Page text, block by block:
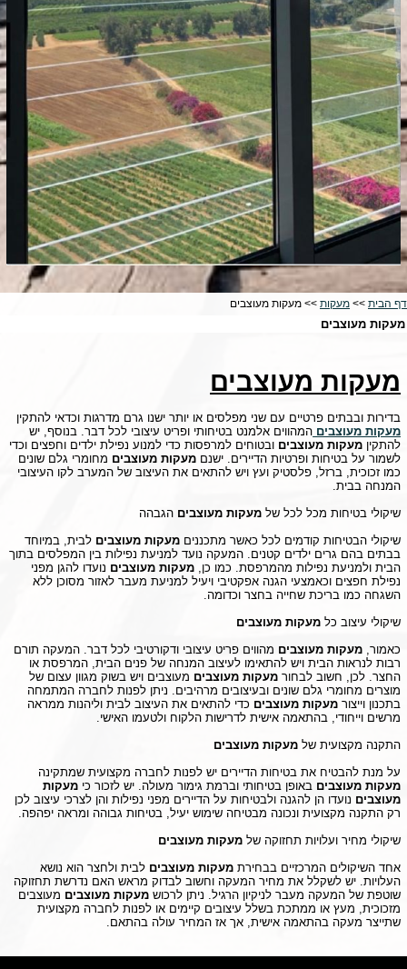
דף הבית >> מעקות >> מעקות מעוצבים
מעקות מעוצבים
מעקות מעוצבים
בדירות ובבתים פרטיים עם שני מפלסים או יותר ישנו גרם מדרגות וכדאי להתקין
מעקות מעוצבים המהווים אלמנט בטיחותי ופריט עיצובי לכל דבר. בנוסף, יש
להתקין מעקות מעוצבים ובטוחים למרפסות כדי למנוע נפילת ילדים וחפצים וכדי
לשמור על בטיחות ופרטיות הדיירים. ישנם מעקות מעוצבים מחומרי גלם שונים
כמו זכוכית, ברזל, פלסטיק ועץ ויש להתאים את העיצוב של המערב לקו העיצובי
המנחה בבית.
שיקולי בטיחות מכל לכל של מעקות מעוצבים הגבהה
שיקולי הבטיחות קודמים לכל כאשר מתכננים מעקות מעוצבים לבית, במיוחד
בבתים בהם גרים ילדים קטנים. המעקה נועד למניעת נפילות בין המפלסים בתוך
הבית ולמניעת נפילות מהמרפסת. כמו כן, מעקות מעוצבים נועדו להגן מפני
נפילת חפצים וכאמצעי הגנה אפקטיבי ויעיל למניעת מעבר לאזור מסוכן ללא
השגחה כמו בריכת שחייה בחצר וכדומה.
שיקולי עיצוב כל מעקות מעוצבים
כאמור, מעקות מעוצבים מהווים פריט עיצובי ודקורטיבי לכל דבר. המעקה תורם
רבות לנראות הבית ויש להתאימו לעיצוב המנחה של פנים הבית, המרפסת או
החצר. לכן, חשוב לבחור מעקות מעוצבים מעוצבים ויש בשוק מגוון עצום של
מוצרים מחומרי גלם שונים ובעיצובים מרהיבים. ניתן לפנות לחברה המתמחה
בתכנון וייצור מעקות מעוצבים כדי להתאים את העיצוב לבית וליהנות ממראה
מרשים וייחודי, בהתאמה אישית לדרישות הלקוח ולטעמו האישי.
התקנה מקצועית של מעקות מעוצבים
על מנת להבטיח את בטיחות הדיירים יש לפנות לחברה מקצועית שמתקינה
מעקות מעוצבים באופן בטיחותי וברמת גימור מעולה. יש לזכור כי מעקות
מעוצבים נועדו הן להגנה ולבטיחות על הדיירים מפני נפילות והן לצרכי עיצוב לכן
רק התקנה מקצועית ונכונה מבטיחה שימוש יעיל, בטיחות גבוהה ומראה יפהפה.
שיקולי מחיר ועלויות תחזוקה של מעקות מעוצבים
אחד השיקולים המרכזיים בבחירת מעקות מעוצבים לבית ולחצר הוא נושא
העלויות. יש לשקלל את מחיר המעקה וחשוב לבדוק מראש האם נדרשת תחזוקה
שוטפת של המעקה מעבר לניקיון הרגיל. ניתן לרכוש מעקות מעוצבים מעוצבים
מזכוכית, מעץ או ממתכת בשלל עיצובים קיימים או לפנות לחברה מקצועית
שתייצר מעקה בהתאמה אישית, אך אז המחיר עולה בהתאם.